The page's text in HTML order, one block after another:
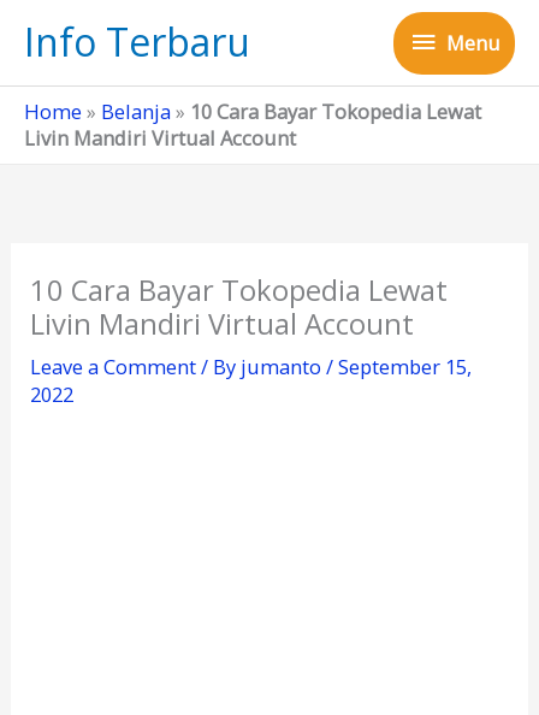
Info Terbaru Menu
Menu
Home » Belanja» 10 Cara Bayar Tokopedia Lewat
Livin Mandiri Virtual Account
10 Cara Bayar Tokopedia Lewat
Livin Mandiri Virtual Account
Leave a Comment/ By jumanto/September 15,
2022